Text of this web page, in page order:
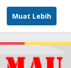
Muat Lebih